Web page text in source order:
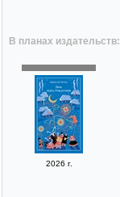
В планах издательств:
2026 г.